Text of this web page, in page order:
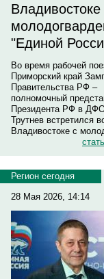
Владивостоке
"Единой
Во время рабочей
Приморский край
Правительства РФ –
полномочный
Президента РФ в
Трутнев встретился
Владивостоке с
Регион сегодня
28 Мая 2026, 14:14